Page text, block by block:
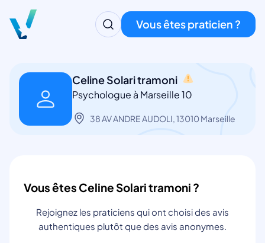
Vous êtes praticien ?
Celine Solari tramoni
Psychologue à Marseille 10
38 AV ANDRE AUDOLI, 13010 Marseille
Vous êtes Celine Solari tramoni ?
Rejoignez les praticiens qui ont choisi des avis
authentiques plutôt que des avis anonymes.